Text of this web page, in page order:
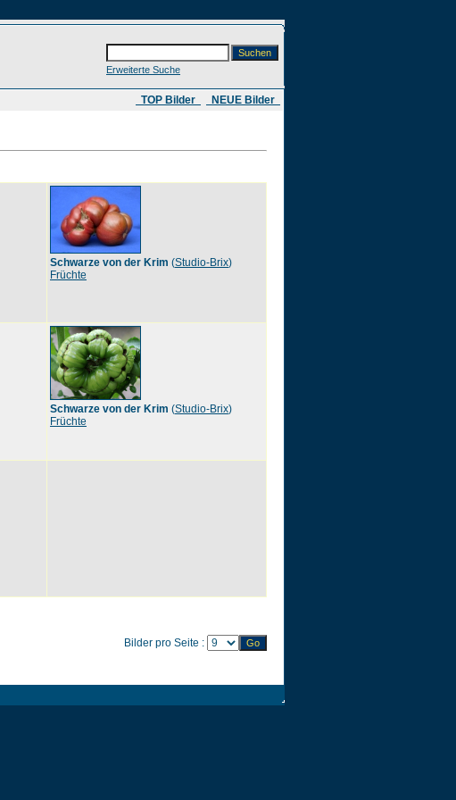
Erweiterte Suche
​ TOP Bilder NEUE Bilder
Schwarze von der Krim (Studio-Brix)
Früchte
Schwarze von der Krim (Studio-Brix)
Früchte
Bilder pro Seite :